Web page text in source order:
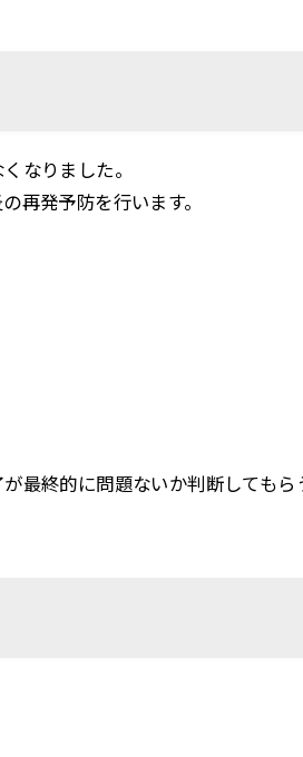
なりました。
再発予防を行います。
最終的に問題ないか判断してもら